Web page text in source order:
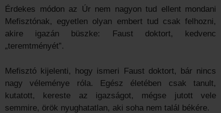
Érdekes módon az Úr nem nagyon tud ellent mondani
Mefisztónak, egyetlen olyan embert tud csak felhozni,
akire igazán büszke: Faust doktort, kedvenc
„teremtményét”.
Mefisztó kijelenti, hogy ismeri Faust doktort, bár nincs
nagy véleménye róla. Egész életében csak tanult,
kutatott, kereste az igazságot, mégse jutott vele
semmire, örök nyughatatlan, aki soha nem talál békére.